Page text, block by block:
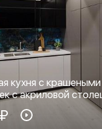
кухня с
c акриловой